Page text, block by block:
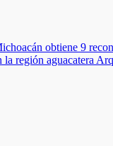
obtiene 9
región aguacatera